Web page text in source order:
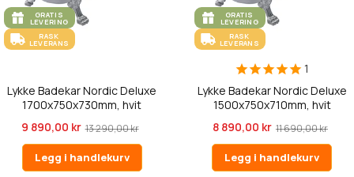
GRATIS
LEVERING
RASK
LEVERANS
Lykke Badekar Nordic Deluxe
1700x750x730mm, hvit
9 890,00 kr 13 290,00 kr
Legg i handlekurv
GRATIS
LEVERING
RASK
LEVERANS
1
Lykke Badekar Nordic Deluxe
1500x750x710mm, hvit
8 890,00 kr 11 690,00 kr
Legg i handlekurv